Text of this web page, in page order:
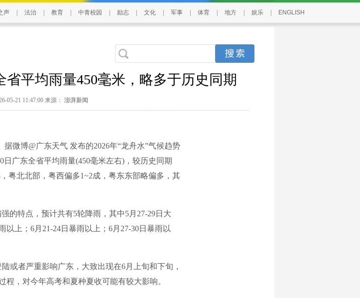
声 法治 教育 中青校园 励志 文化 军事 体育 地方 娱乐 ENGLISH
省平均雨量450毫米，略多于历史同期
05-21 11:47:00 来源： 澎湃新闻
微博@广东天气 发布的2026年“龙舟水”气候趋势
日广东全省平均雨量(450毫米左右)，较历史同期
粤北北部，粤西偏多1~2成，粤东东部略偏多，其
特点，预计共有5轮降雨，其中5月27-29日大
以上；6月21-24日暴雨以上；6月27-30日暴雨以
者严重影响广东，大致出现在6月上旬和下旬，
程，对今年高考和夏种夏收可能有较大影响。